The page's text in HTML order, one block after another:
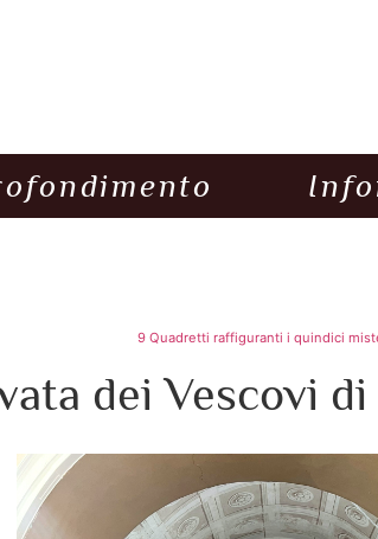
9 Quadretti raffiguranti i quindici
dei Vescovi